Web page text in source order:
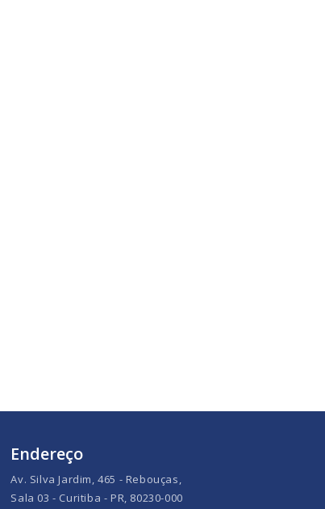
Endereço
Av. Silva Jardim, 465 - Rebouças,
Sala 03 - Curitiba - PR, 80230-000